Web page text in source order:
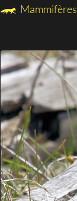
Mammifères